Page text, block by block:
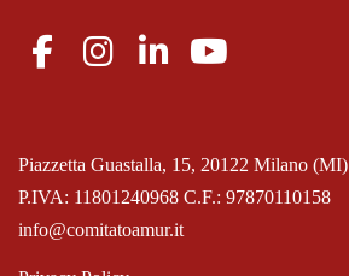
P.IVA: 11801240968 C.F.: 97870110158
Piazzetta Guastalla, 15, 20122 Milano (MI)
info@comitatoamur.it